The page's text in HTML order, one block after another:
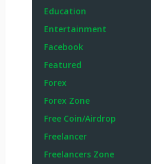
Education
Entertainment
Facebook
Featured
Forex
Forex Zone
Free Coin/Airdrop
Freelancer
Freelancers Zone